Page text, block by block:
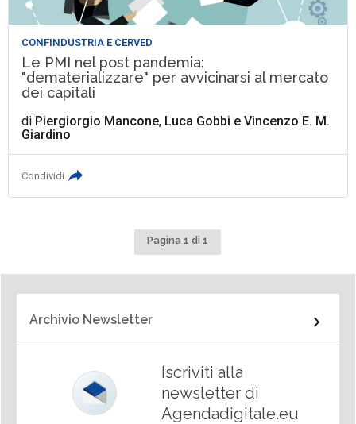
CONFINDUSTRIA E CERVED
Le PMI nel post pandemia:
"dematerializzare" per avvicinarsi al mercato
dei capitali
di Piergiorgio Mancone, Luca Gobbi eVincenzo E. M.
Giardino
Condividi
Pagina 1 di 1
Archivio Newsletter
Iscriviti alla
newsletter di
Agendadigitale.eu